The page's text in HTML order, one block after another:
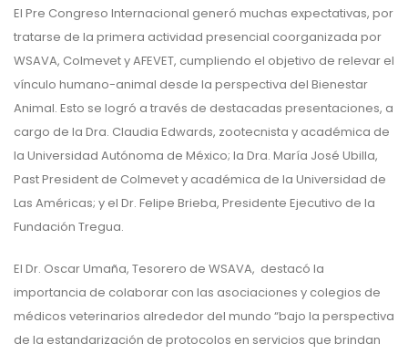
El Pre Congreso Internacional generó muchas expectativas, por
tratarse de la primera actividad presencial coorganizada por
WSAVA, Colmevet y AFEVET, cumpliendo el objetivo de relevar el
vínculo humano-animal desde la perspectiva del Bienestar
Animal. Esto se logró a través de destacadas presentaciones, a
cargo de la Dra. Claudia Edwards, zootecnista y académica de
la Universidad Autónoma de México; la Dra. María José Ubilla,
Past President de Colmevet y académica de la Universidad de
Las Américas; y el Dr. Felipe Brieba, Presidente Ejecutivo de la
Fundación Tregua.
El Dr. Oscar Umaña, Tesorero de WSAVA, destacó la
importancia de colaborar con las asociaciones y colegios de
médicos veterinarios alrededor del mundo “bajo la perspectiva
de la estandarización de protocolos en servicios que brindan